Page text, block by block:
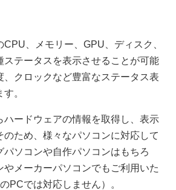
、メモリー、GPU、ディスク、
ステータスを表示させることが可能
、クロックなど豊富なステータス表
。
ードウェアの情報を取得し、表示
のため、様々なパソコンに対応して
パソコンや自作パソコンはもちろ
やメーカーパソコンでもご利用いた
PCでは対応しません）。